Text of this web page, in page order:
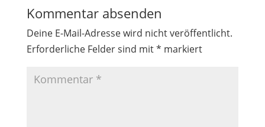
Kommentar absenden
Deine E-Mail-Adresse wird nicht veröffentlicht.
Erforderliche Felder sind mit* markiert